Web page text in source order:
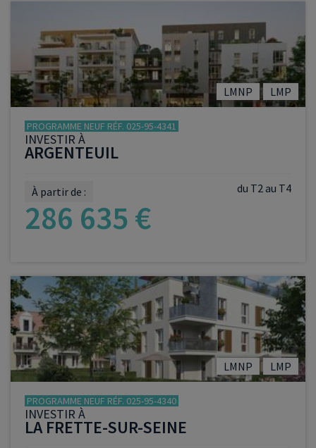
LMNP LMP
PROGRAMME NEUF RÉF. 025-95-4341
INVESTIR À
ARGENTEUIL
du T2 au T4
À partir de :
286 635 €
VOIR LE PROGRAMME
LMNP LMP
PROGRAMME NEUF RÉF. 025-95-4340
INVESTIR À
LA FRETTE-SUR-SEINE